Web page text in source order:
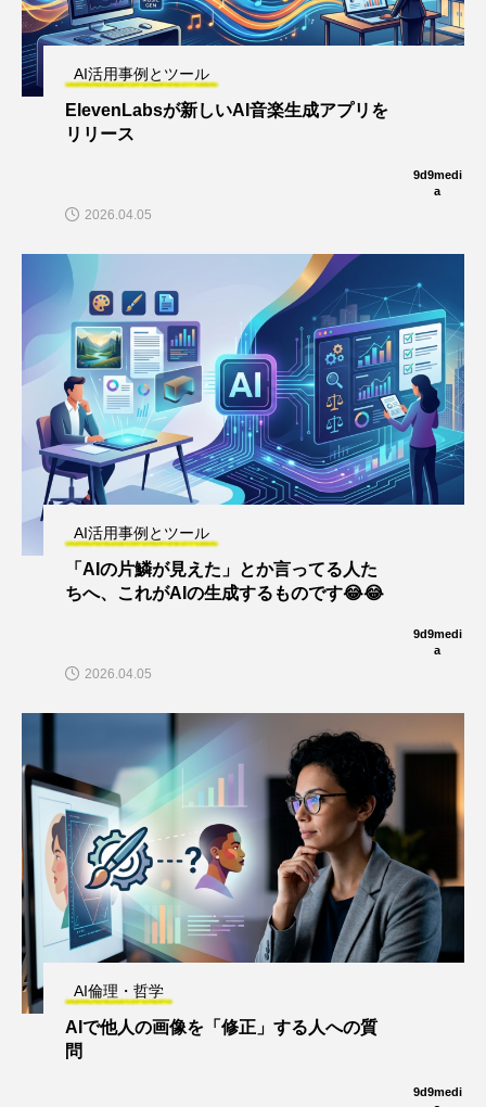
AI活用事例とツール
ElevenLabsが新しいAI音楽生成アプリを
リリース
9d9medi
a
2026.04.05
AI活用事例とツール
「AIの片鱗が見えた」とか言ってる人た
ちへ、これがAIの生成するものです😂😂
9d9medi
a
2026.04.05
AI倫理・哲学
AIで他人の画像を「修正」する人への質
問
9d9medi